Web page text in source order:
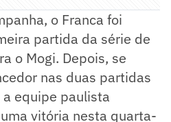
o Franca foi
partida da série de
o Mogi. Depois, se
nas duas partidas
a equipe paulista
vitória nesta quarta-